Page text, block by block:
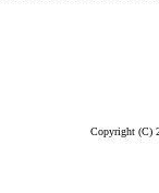
Copyright (C)